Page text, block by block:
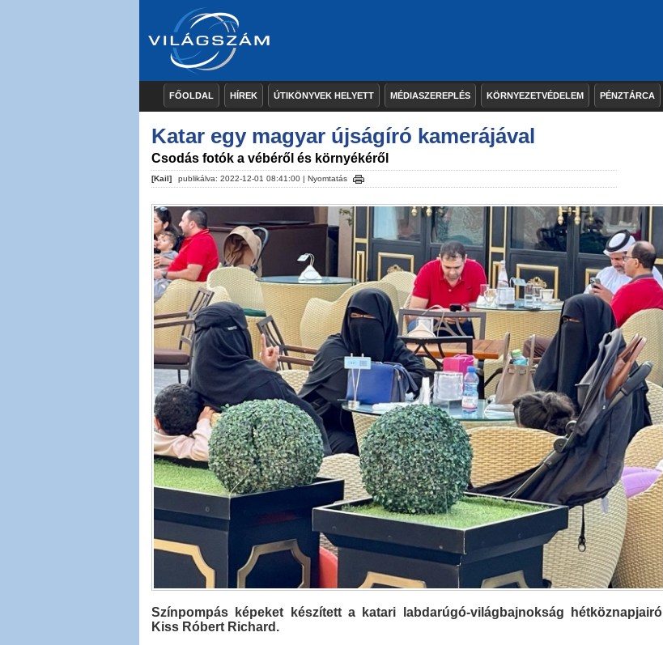
FŐOLDAL HÍREK ÚTIKÖNYVEK HELYETT MÉDIASZEREPLÉS KÖRNYEZETVÉDELEM PÉNZTÁRCA
Katar egy magyar újságíró kamerájával
Csodás fotók a vébéről és környékéről
[Kail] publikálva: 2022-12-01 08:41:00 | Nyomtatás
Színpompás képeket készített a katari labdarúgó-világbajnokság hétköznapjairól
Kiss Róbert Richard.